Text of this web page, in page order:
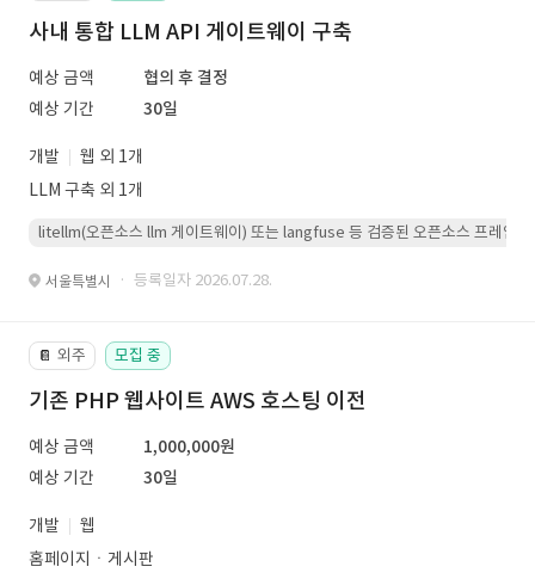
사내 통합 LLM API 게이트웨이 구축
예상 금액
협의 후 결정
예상 기간
30일
개발
웹 외 1개
LLM 구축 외 1개
litellm(오픈소스 llm 게이트웨이) 또는 langfuse 등 검증된 오픈소스 프레임워
서울특별시 · 등록일자 2026.07.28.
📔 외주 모집 중
기존 PHP 웹사이트 AWS 호스팅 이전
예상 금액
1,000,000원
예상 기간
30일
개발
웹
홈페이지ㆍ게시판